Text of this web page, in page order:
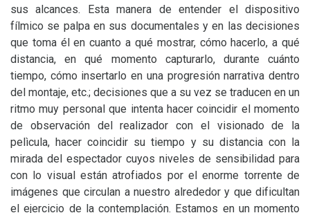
sus alcances. Esta manera de entender el dispositivo
fílmico se palpa en sus documentales y en las decisiones
que toma él en cuanto a qué mostrar, cómo hacerlo, a qué
distancia, en qué momento capturarlo, durante cuánto
tiempo, cómo insertarlo en una progresión narrativa dentro
del montaje, etc.; decisiones que a su vez se traducen en un
ritmo muy personal que intenta hacer coincidir el momento
de observación del realizador con el visionado de la
pelìcula, hacer coincidir su tiempo y su distancia con la
mirada del espectador cuyos niveles de sensibilidad para
con lo visual están atrofiados por el enorme torrente de
imágenes que circulan a nuestro alrededor y que dificultan
el ejercicio de la contemplación. Estamos en un momento